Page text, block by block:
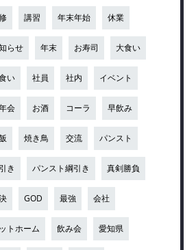
講習 年末年始 休業
らせ 年末 お寿司 大食い
い 社員 社内 イベント
会 お酒 コーラ 早飲み
焼き鳥 交流 パンスト
き パンスト綱引き 真剣勝負
GOD 最強 会社
トホーム 飲み会 愛知県